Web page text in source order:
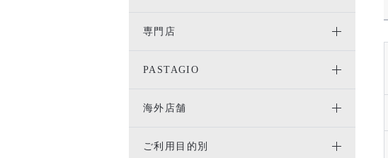
専門店
PASTAGIO
海外店舗
ご利用目的別